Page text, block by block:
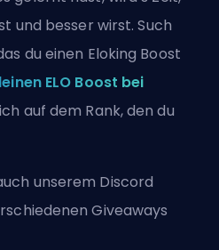
und besser wirst. Such
du einen Eloking Boost
ELO Boost bei
auf dem Rank, den du
unserem Discord
Giveaways